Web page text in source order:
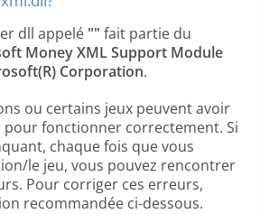
dll appelé "" fait partie du
Money XML Support Module
Corporation.
ou certains jeux peuvent avoir
pour fonctionner correctement. Si
chaque fois que vous
le jeu, vous pouvez rencontrer
Pour corriger ces erreurs,
recommandée ci-dessous.